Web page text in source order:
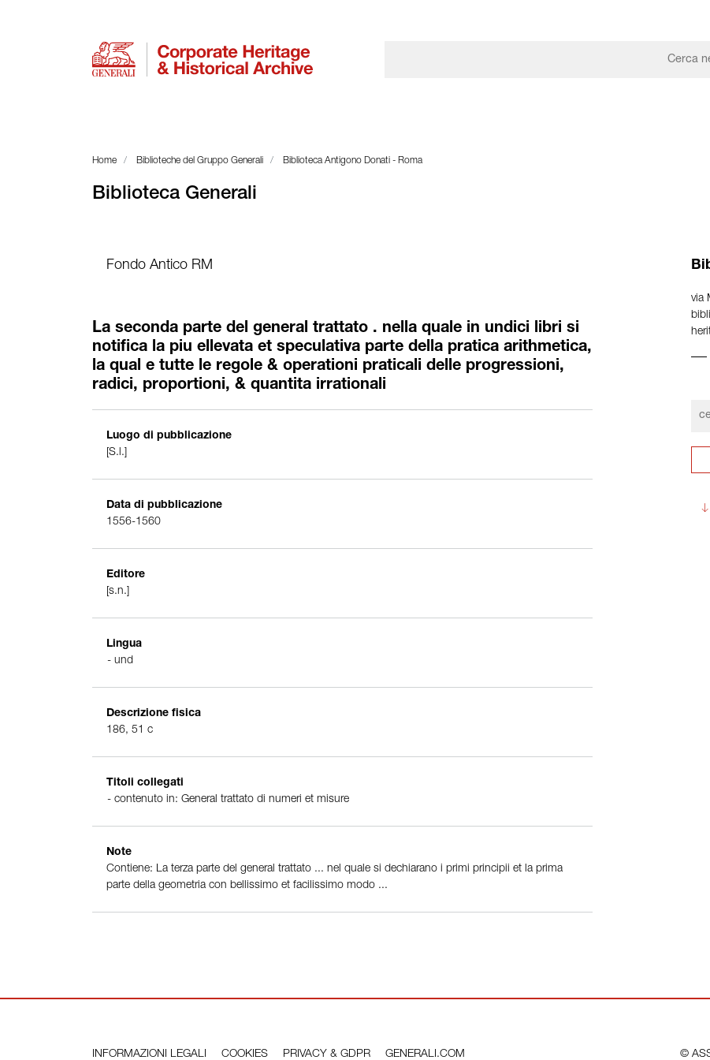
Home Biblioteche del Gruppo Generali Biblioteca Antigono Donati - Roma
Biblioteca Generali
Fondo Antico RM
La seconda parte del general trattato . nella quale in undici libri si
notifica la piu ellevata et speculativa parte della pratica arithmetica,
la qual e tutte le regole & operationi praticali delle progressioni,
radici, proportioni, & quantita irrationali
Luogo di pubblicazione
[S.l.]
Data di pubblicazione
1556-1560
Editore
[s.n.]
Lingua
und
Descrizione fisica
186, 51 c
Titoli collegati
contenuto in: General trattato di numeri et misure
Note
Contiene: La terza parte del general trattato ... nel quale si dechiarano i primi principii et la prima
parte della geometria con bellissimo et facilissimo modo ...
via
INFORMAZIONI LEGALI COOKIES PRIVACY & GDPR GENERALI.COM ©